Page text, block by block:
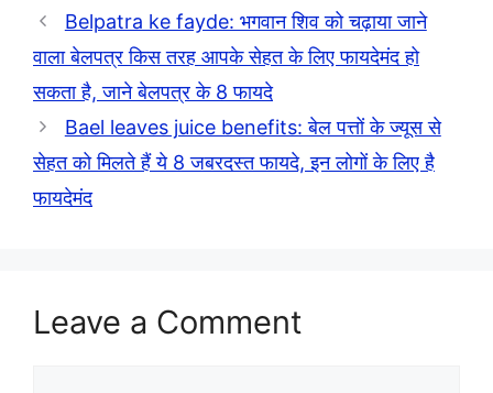
Belpatra ke fayde: भगवान शिव को चढ़ाया जाने
वाला बेलपत्र किस तरह आपके सेहत के लिए फायदेमंद हो
सकता है, जाने बेलपत्र के 8 फायदे
Bael leaves juice benefits: बेल पत्तों के ज्यूस से
सेहत को मिलते हैं ये 8 जबरदस्त फायदे, इन लोगों के लिए है
फायदेमंद
Leave a Comment